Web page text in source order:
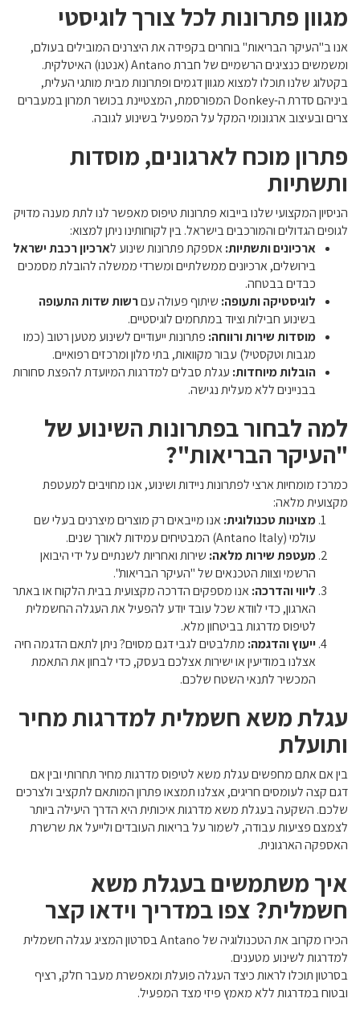
מגוון פתרונות לכל צורך לוגיסטי
אנו ב"העיקר הבריאות" בוחרים בקפידה את היצרנים המובילים בעולם,
ומשמשים כנציגים הרשמיים של חברת Antano (אנטנו) האיטלקית.
בקטלוג שלנו תוכלו למצוא מגוון דגמים ופתרונות מבית מותגי העלית,
ביניהם סדרת ה-Donkey המפורסמת, המצטיינת בכושר תמרון במעברים
צרים ובעיצוב ארגונומי המקל על המפעיל בשינוע לגובה.
פתרון מוכח לארגונים, מוסדות
ותשתיות
הניסיון המקצועי שלנו בייבוא פתרונות טיפוס מאפשר לנו לתת מענה מדויק
לגופים הגדולים והמורכבים בישראל. בין לקוחותינו ניתן למצוא:
ארכיונים ותשתיות:אספקת פתרונות שינוע לארכיון רכבת ישראל
בירושלים, ארכיונים ממשלתיים ומשרדי ממשלה להובלת מסמכים
כבדים בבטחה.
לוגיסטיקה ותעופה: שיתוף פעולה עםרשות שדות התעופה
בשינוע חבילות וציוד במתחמים לוגיסטיים.
מוסדות שירות ורווחה: פתרונות ייעודיים לשינוע מטען רטוב (כמו
מגבות וטקסטיל) עבור מקוואות, בתי מלון ומרכזים רפואיים.
הובלות מיוחדות: עגלת סבלים למדרגות המיועדת להפצת סחורות
בבניינים ללא מעלית נגישה.
למה לבחור בפתרונות השינוע של
"העיקר הבריאות"?
כמרכז מומחיות ארצי לפתרונות ניידות ושינוע, אנו מחויבים למעטפת
מקצועית מלאה:
מצוינות טכנולוגית:אנו מייבאים רק מוצרים מיצרנים בעלי שם
עולמי (Antano Italy) המבטיחים עמידות לאורך שנים.
מעטפת שירות מלאה: שירות ואחריות לשנתיים על ידי היבואן
הרשמי וצוות הטכנאים של "העיקר הבריאות".
ליווי והדרכה:אנו מספקים הדרכה מקצועית בבית הלקוח או באתר
הארגון, כדי לוודא שכל עובד יודע להפעיל את העגלה החשמלית
לטיפוס מדרגות בביטחון מלא.
ייעוץ והדגמה: מתלבטים לגבי דגם מסוים? ניתן לתאם הדגמה חיה
אצלנו במודיעין או ישירות אצלכם בעסק, כדי לבחון את התאמת
המכשיר לתנאי השטח שלכם.
עגלת משא חשמלית למדרגות מחיר
ותועלת
בין אם אתם מחפשים עגלת משא לטיפוס מדרגות מחיר תחרותי ובין אם
דגם קצה לעומסים חריגים, אצלנו תמצאו פתרון המותאם לתקציב ולצרכים
שלכם. השקעה בעגלת משא מדרגות איכותית היא הדרך היעילה ביותר
לצמצם פציעות עבודה, לשמור על בריאות העובדים ולייעל את שרשרת
האספקה הארגונית.
איך משתמשים בעגלת משא
חשמלית? צפו במדריך וידאו קצר
הכירו מקרוב את הטכנולוגיה של Antano בסרטון המציג עגלה חשמלית
למדרגות לשינוע מטענים.
בסרטון תוכלו לראות כיצד העגלה פועלת ומאפשרת מעבר חלק, רציף
ובטוח במדרגות ללא מאמץ פיזי מצד המפעיל.